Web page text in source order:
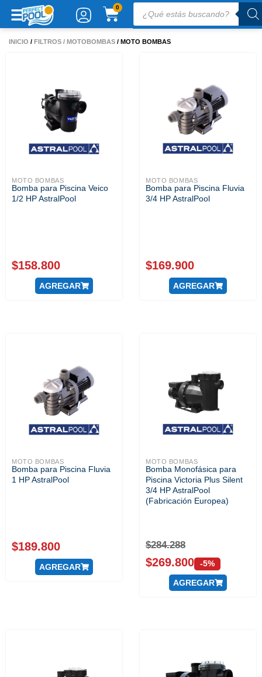
0
CARRITO
productos
INICIO / FILTROS / MOTOBOMBAS / MOTO BOMBAS
MOTO BOMBAS
Bomba para Piscina Veico
1/2 HP AstralPool
$158.800
AGREGAR
MOTO BOMBAS
Bomba para Piscina Fluvia
3/4 HP AstralPool
$169.900
AGREGAR
MOTO BOMBAS
Bomba para Piscina Fluvia
1 HP AstralPool
$189.800
AGREGAR
MOTO BOMBAS
Bomba Monofásica para
Piscina Victoria Plus Silent
3/4 HP AstralPool
(Fabricación Europea)
$284.288
$269.800 -5%
AGREGAR